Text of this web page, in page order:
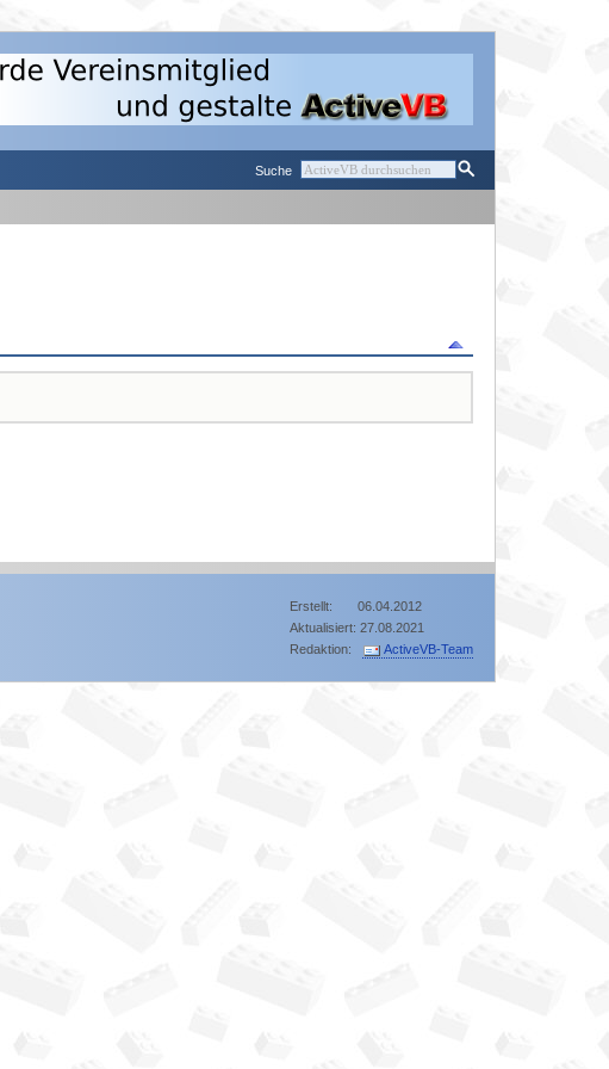
Suche
Erstellt: 06.04.2012
Aktualisiert: 27.08.2021
Redaktion:
ActiveVB-Team